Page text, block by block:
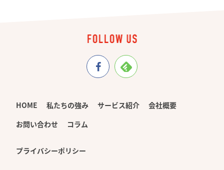
HOME 私たちの強み サービス紹介
会社概要
お問い合わせ
コラム
プライバシーポリシー